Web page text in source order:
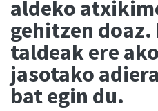
aldeko
gehitzen
taldeak ere
jasotako
bat egin du.